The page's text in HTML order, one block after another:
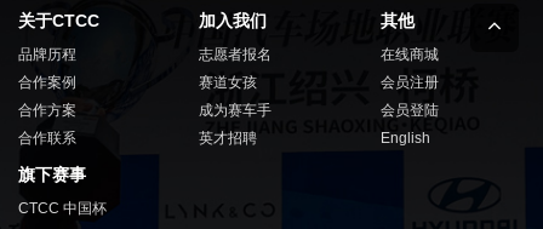
关于CTCC
品牌历程
合作案例
合作方案
合作联系
加入我们
志愿者报名
赛道女孩
成为赛车手
英才招聘
其他
在线商城
会员注册
会员登陆
English
旗下赛事
CTCC 中国杯